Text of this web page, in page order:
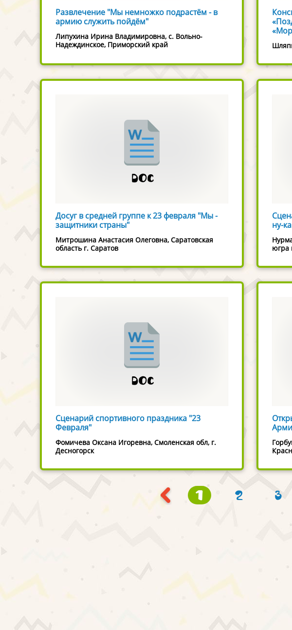
Развлечение "Мы немножко подрастём - в
армию служить пойдём"
Липухина Ирина Владимировна, с. Вольно-
Надеждинское, Приморский край
Досуг в средней группе к 23 февраля "Мы -
защитники страны"
Митрошина Анастасия Олеговна, Саратовская
область г. Саратов
ну-
югра
Сценарий спортивного праздника "23
Февраля"
Фомичева Оксана Игоревна, Смоленская обл, г.
Десногорск
1 2 3